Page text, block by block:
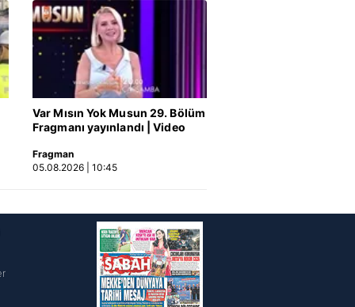
Var Mısın Yok Musun 29. Bölüm
Fragmanı yayınlandı | Video
Fragman
05.08.2026 | 10:45